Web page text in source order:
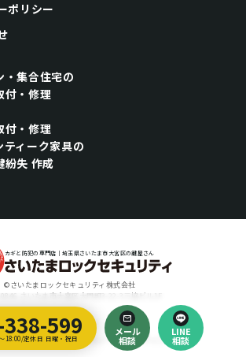
599
18:00/定休日 日曜・祝日
メール
相談
LINE
相談
ポリシー
・集合住宅の
付・修理
付・修理
ティーク家具の
紛失 作成
カギと防犯の専門店｜埼玉県さいたま市大宮区の鍵屋さん
©さいたまロックセキュリティ株式会社
0846 さいたま市大宮区大門町3-22-3三協ビル1F
Designed by
ージ制作会社｜ティラノ・クリエイティブ・アーツ